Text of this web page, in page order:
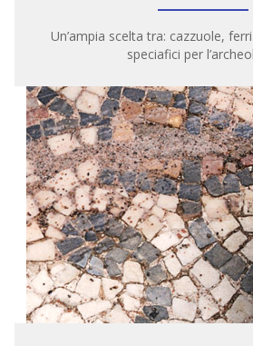
Un’ampia scelta tra: cazzuole,
speciafici per